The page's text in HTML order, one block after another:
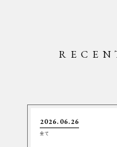
2026.06.26
全て